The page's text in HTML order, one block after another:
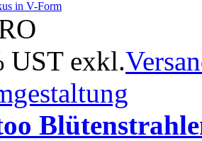
UST exkl.